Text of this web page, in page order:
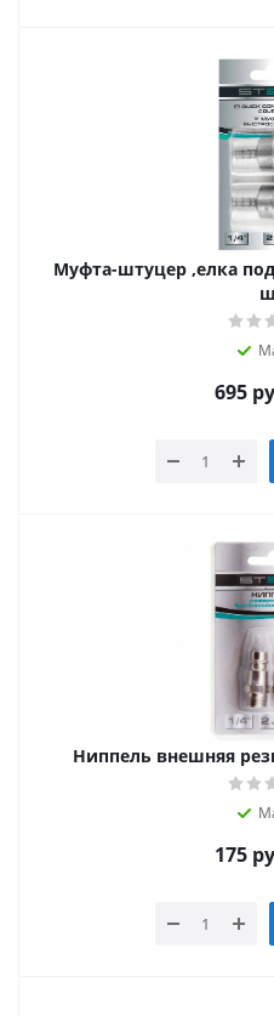
Муфта-штуцер ,елка
695
Ниппель внешняя
175